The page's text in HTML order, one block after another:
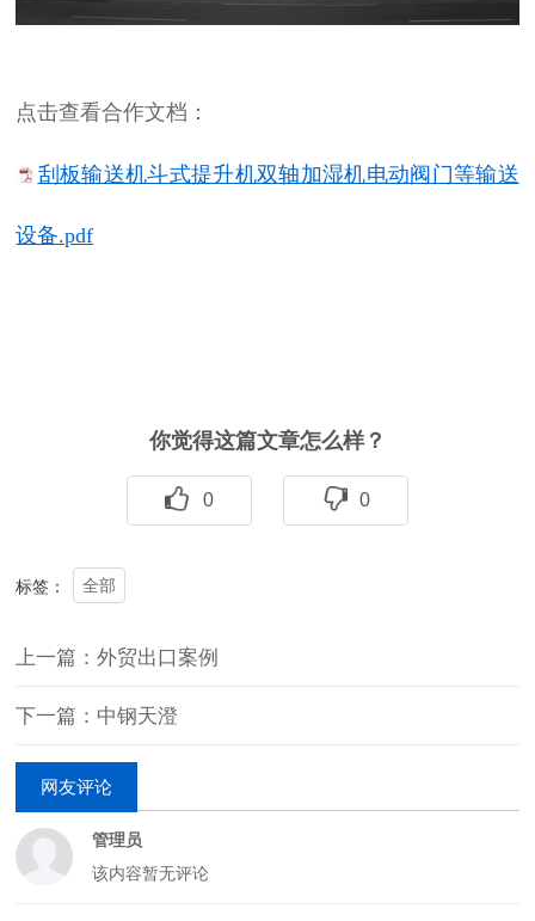
点击查看合作文档：
刮板输送机斗式提升机双轴加湿机电动阀门等输送
设备.pdf
你觉得这篇文章怎么样？
0 0
标签： 全部
上一篇：外贸出口案例
下一篇：中钢天澄
网友评论
管理员
该内容暂无评论